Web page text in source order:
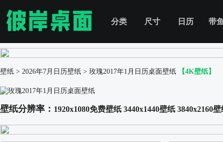
分类 尺寸 日历 带
壁纸 > 2026年7月日历壁纸 > 玫瑰2017年1月日历桌面壁纸 【4K壁纸】
壁纸分辨率： 1920x1080免费壁纸 3440x1440壁纸 3840x2160壁